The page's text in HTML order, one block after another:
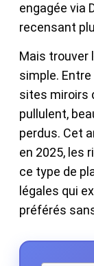
engagée via
recensant
Mais trouver
simple.
sites miroirs
pullulent,
perdus. Cet
en 2025, les
ce type de
légales qui
préférés